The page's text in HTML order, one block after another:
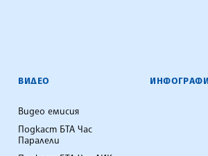
ВИДЕО
Видео емисия
Подкаст БТА Час
Паралели